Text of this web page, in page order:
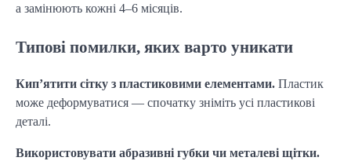
а замінюють кожні 4–6 місяців.
Типові помилки, яких варто уникати
Кип’ятити сітку з пластиковими елементами. Пластик
може деформуватися — спочатку зніміть усі пластикові
деталі.
Використовувати абразивні губки чи металеві щітки.